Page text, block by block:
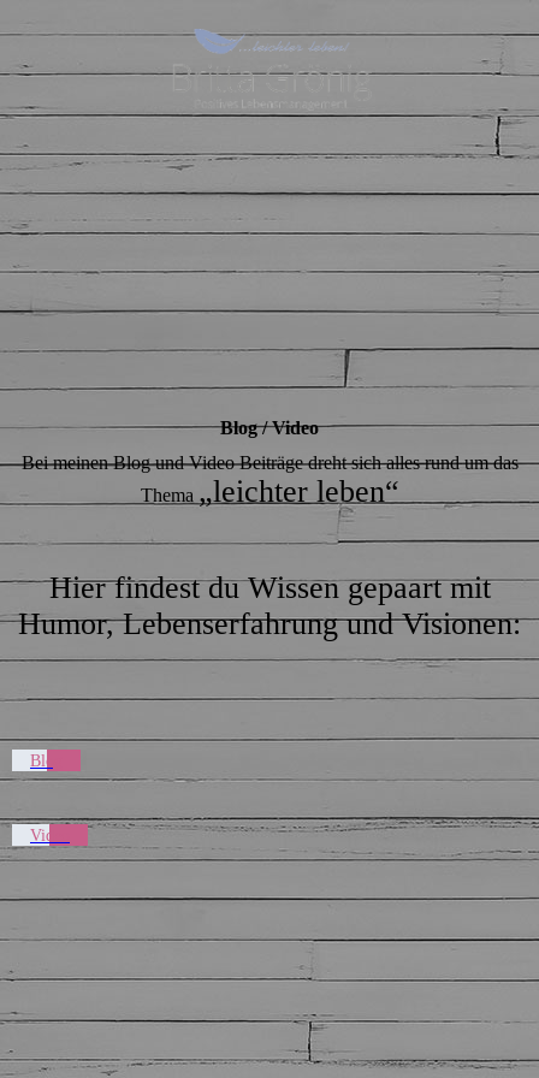
Blog / Video
Bei meinen Blog und Video Beiträge dreht sich alles rund um das
Thema „leichter leben“
Hier findest du Wissen gepaart mit
Humor, Lebenserfahrung und Visionen:
Blog
Video